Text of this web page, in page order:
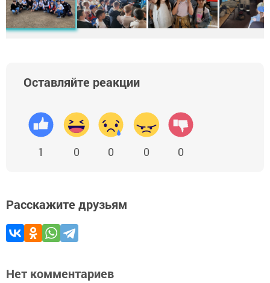
Оставляйте реакции
1 0 0 0 0
Расскажите друзьям
Нет комментариев